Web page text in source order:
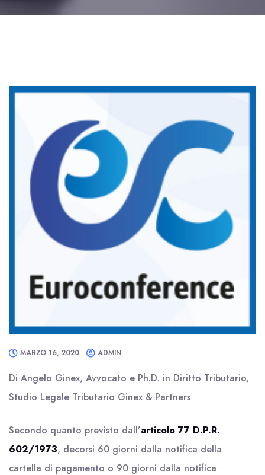
MARZO 16, 2020 ADMIN
Di Angelo Ginex, Avvocato e Ph.D. in Diritto Tributario,
Studio Legale Tributario Ginex & Partners
Secondo quanto previsto dall’articolo 77 D.P.R.
602/1973, decorsi 60 giorni dalla notifica della
cartella di pagamento o 90 giorni dalla notifica